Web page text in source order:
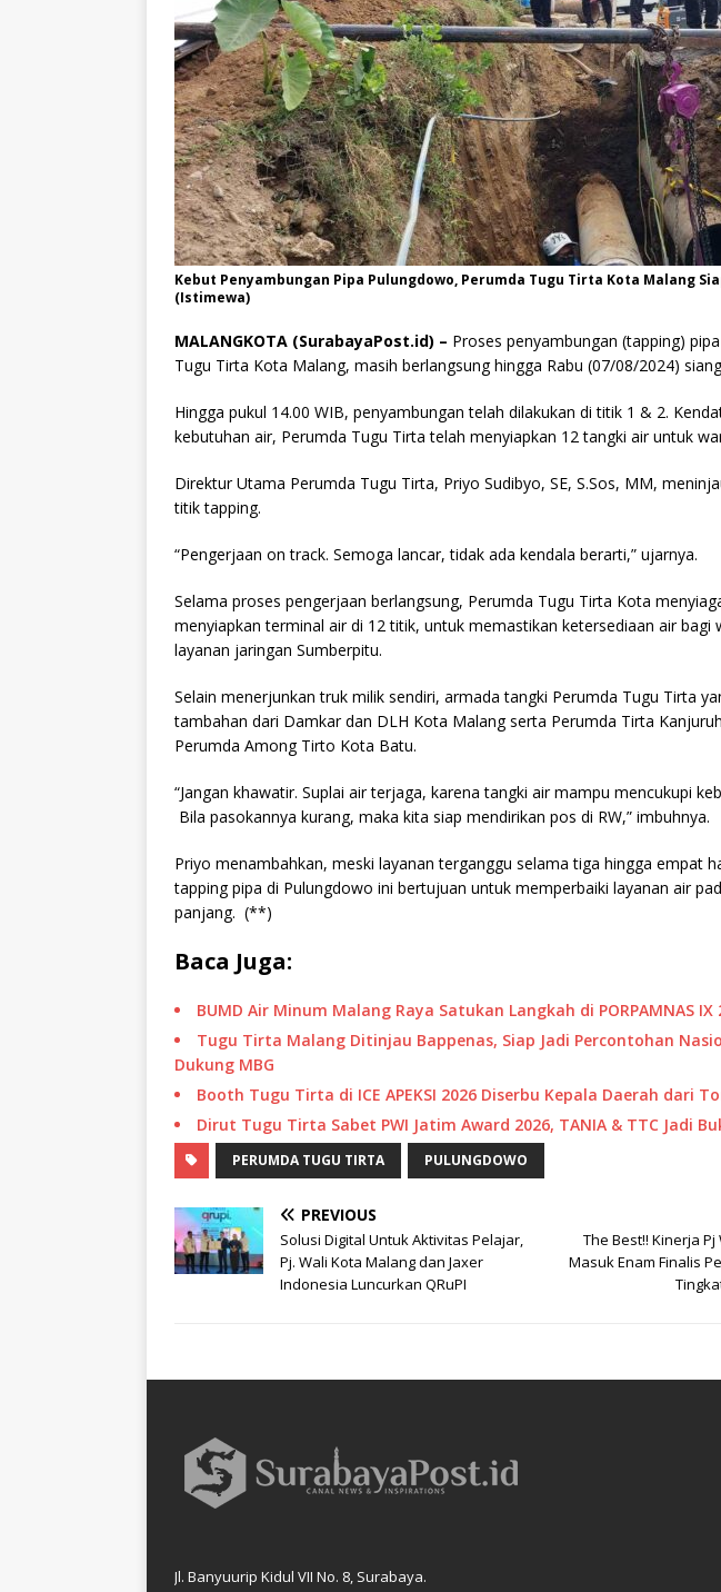
Kebut Penyambungan Pipa Pulungdowo, Perumda Tugu Tirta Kota Malang
(Istimewa)
MALANGKOTA (SurabayaPost.id) – Proses penyambungan (tapping)
Tugu Tirta Kota Malang, masih berlangsung hingga Rabu (07/08/2024)
Hingga pukul 14.00 WIB, penyambungan telah dilakukan di titik 1 & 2.
kebutuhan air, Perumda Tugu Tirta telah menyiapkan 12 tangki air untuk
Direktur Utama Perumda Tugu Tirta, Priyo Sudibyo, SE, S.Sos, MM,
titik tapping.
“Pengerjaan on track. Semoga lancar, tidak ada kendala berarti,” ujarnya.
Selama proses pengerjaan berlangsung, Perumda Tugu Tirta Kota
menyiapkan terminal air di 12 titik, untuk memastikan ketersediaan air bagi
layanan jaringan Sumberpitu.
Selain menerjunkan truk milik sendiri, armada tangki Perumda Tugu Tirta
tambahan dari Damkar dan DLH Kota Malang serta Perumda Tirta
Perumda Among Tirto Kota Batu.
“Jangan khawatir. Suplai air terjaga, karena tangki air mampu mencukupi
Bila pasokannya kurang, maka kita siap mendirikan pos di RW,” imbuhnya.
Priyo menambahkan, meski layanan terganggu selama tiga hingga empat
tapping pipa di Pulungdowo ini bertujuan untuk memperbaiki layanan air
panjang. (**)
Baca Juga:
BUMD Air Minum Malang Raya Satukan Langkah di PORPAMNAS IX
Tugu Tirta Malang Ditinjau Bappenas, Siap Jadi Percontohan
Dukung MBG
Booth Tugu Tirta di ICE APEKSI 2026 Diserbu Kepala Daerah dari
Dirut Tugu Tirta Sabet PWI Jatim Award 2026, TANIA & TTC Jadi
PERUMDA TUGU TIRTA PULUNGDOWO
PREVIOUS
Solusi Digital Untuk Aktivitas Pelajar,
Pj. Wali Kota Malang dan Jaxer
Indonesia Luncurkan QRuPI
The Best!! Kinerja
Masuk Enam Finalis
Jl. Banyuurip Kidul VII No. 8, Surabaya.